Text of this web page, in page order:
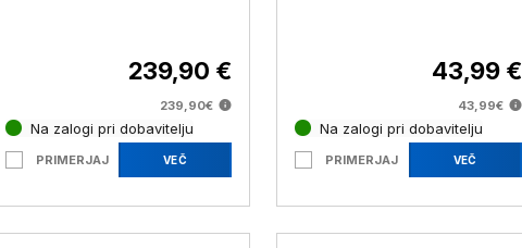
239,90 €
239,90€
Na zalogi pri dobavitelju
PRIMERJAJ VEČ
43,99 €
43,99€
Na zalogi pri dobavitelju
PRIMERJAJ VEČ